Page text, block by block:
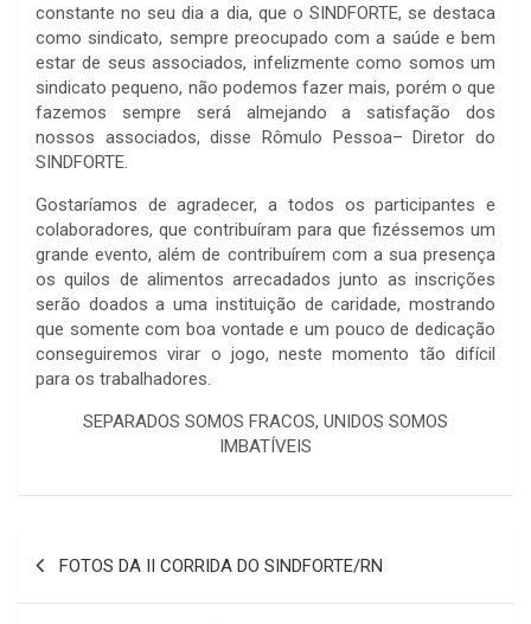
constante no seu dia a dia, que o SINDFORTE, se destaca
como sindicato, sempre preocupado com a saúde e bem
estar de seus associados, infelizmente como somos um
sindicato pequeno, não podemos fazer mais, porém o que
fazemos sempre será almejando a satisfação dos
nossos associados, disse Rômulo Pessoa– Diretor do
SINDFORTE.
Gostaríamos de agradecer, a todos os participantes e
colaboradores, que contribuíram para que fizéssemos um
grande evento, além de contribuírem com a sua presença
os quilos de alimentos arrecadados junto as inscrições
serão doados a uma instituição de caridade, mostrando
que somente com boa vontade e um pouco de dedicação
conseguiremos virar o jogo, neste momento tão difícil
para os trabalhadores.
SEPARADOS SOMOS FRACOS, UNIDOS SOMOS
IMBATÍVEIS
FOTOS DA II CORRIDA DO SINDFORTE/RN